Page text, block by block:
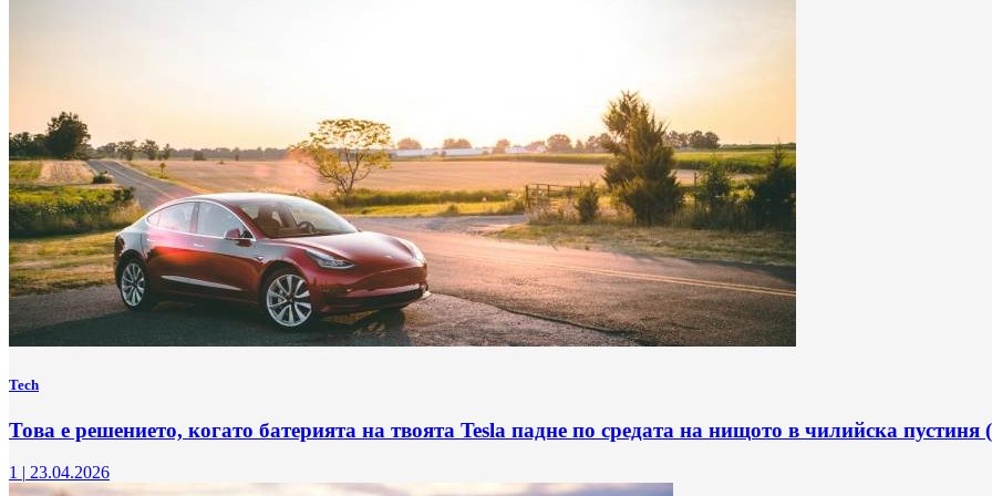
Tech
Това е решението, когато батерията на твоята Tesla падне по средата на нищото в чилийска
1 | 23.04.2026